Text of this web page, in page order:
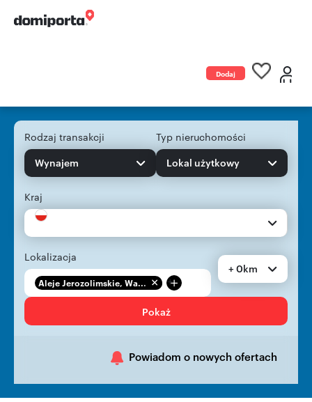
Dodaj
Rodzaj transakcji
Wynajem
Typ nieruchomości
Lokal użytkowy
Kraj
Lokalizacja
Aleje Jerozolimskie, Wa... +
+ 0km
Pokaż
Powiadom o nowych ofertach